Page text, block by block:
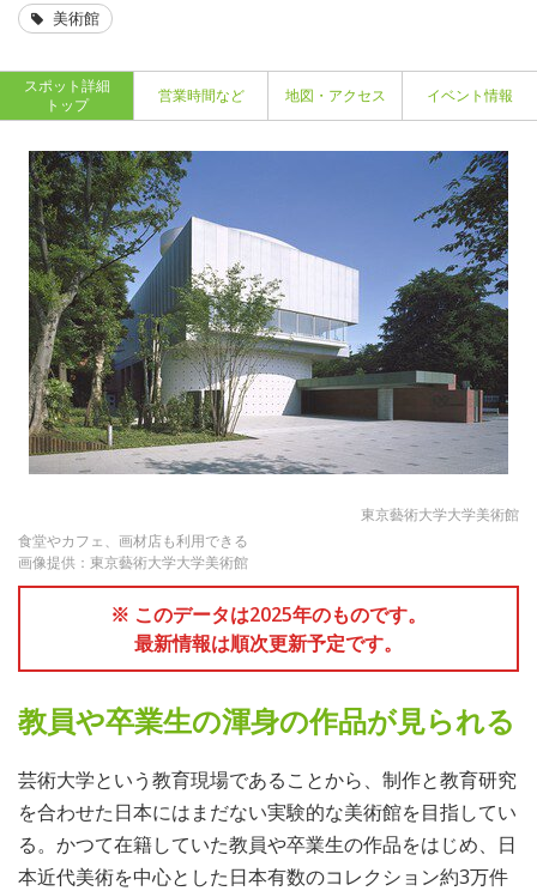
美術館
スポット詳細
トップ
営業時間など 地図・アクセス イベント情報
東京藝術大学大学美術館
食堂やカフェ、画材店も利用できる
画像提供：東京藝術大学大学美術館
※ このデータは2025年のものです。
最新情報は順次更新予定です。
教員や卒業生の渾身の作品が見られる
芸術大学という教育現場であることから、制作と教育研究
を合わせた日本にはまだない実験的な美術館を目指してい
る。かつて在籍していた教員や卒業生の作品をはじめ、日
本近代美術を中心とした日本有数のコレクション約3万件